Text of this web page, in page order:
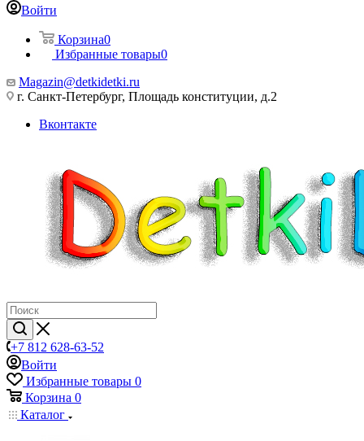
Войти
Корзина0
Избранные товары0
Magazin@detkidetki.ru
г. Санкт-Петербург, Площадь конституции, д.2
Вконтакте
+7 812 628-63-52
Войти
Избранные товары 0
Корзина 0
Каталог